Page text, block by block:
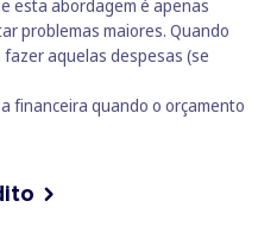
esta abordagem é apenas
problemas maiores. Quando
aquelas despesas (se
financeira quando o orçamento